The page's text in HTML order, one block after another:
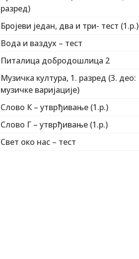
разред)
Бројеви један, два и три- тест (1.р.)
Вода и ваздух – тест
Питалица добродошлица 2
Музичка култура, 1. разред (3. део:
музичке варијације)
Слово К – утврђивање (1.р.)
Слово Г – утврђивање (1.р.)
Свет око нас – тест